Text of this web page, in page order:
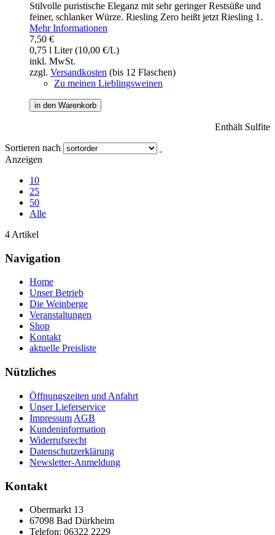
Stilvolle puristische Eleganz mit sehr geringer Restsüße und
feiner, schlanker Würze. Riesling Zero heißt jetzt Riesling 1.
Mehr Informationen
7,50 €
0,75 l Liter (10,00 €/L)
inkl. MwSt.
zzgl. Versandkosten (bis 12 Flaschen)
Zu meinen Lieblingsweinen
in den Warenkorb
Enthält Sulfite
Sortieren nach
Anzeigen
10
25
50
Alle
4 Artikel
Navigation
Home
Unser Betrieb
Die Weinberge
Veranstaltungen
Shop
Kontakt
aktuelle Preisliste
Nützliches
Öffnungszeiten und Anfahrt
Unser Lieferservice
Impressum AGB
Kundeninformation
Widerrufsrecht
Datenschutzerklärung
Newsletter-Anmeldung
Kontakt
Obermarkt 13
67098 Bad Dürkheim
Telefon: 06322 2229